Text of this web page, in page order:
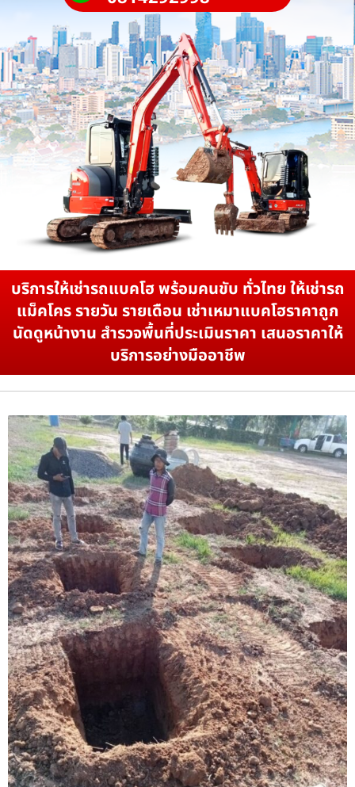
บริการให้เช่ารถแบคโฮ พร้อมคนขับ ทั่วไทย ให้เช่ารถ
แม็คโคร รายวัน รายเดือน เช่าเหมาแบคโฮราคาถูก
นัดดูหน้างาน สำรวจพื้นที่ประเมินราคา เสนอราคาให้
บริการอย่างมืออาชีพ